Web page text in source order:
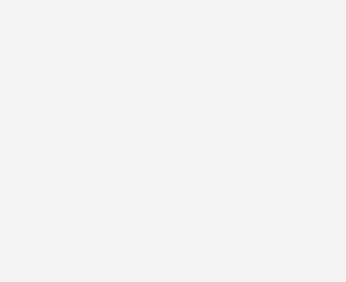
für Wohn­gebäude um 6,4 %
6,4 % verteuert. Gegen­über Mai 2023 erhöhten